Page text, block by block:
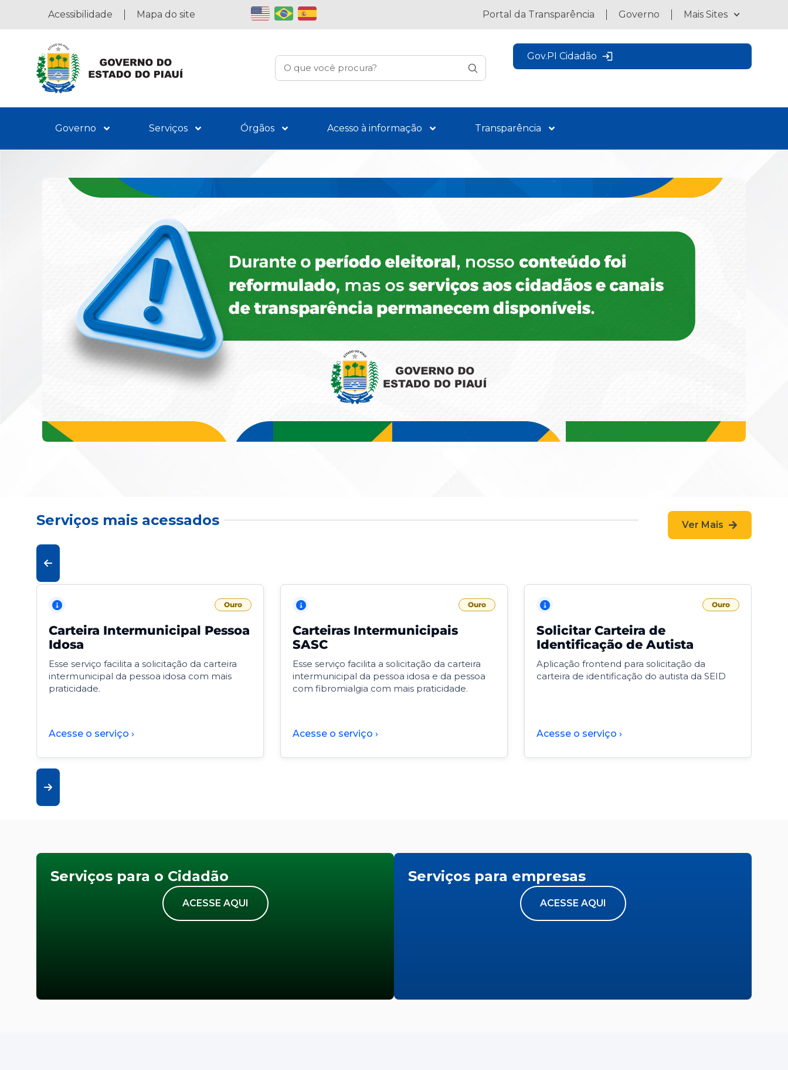
Acessibilidade Mapa do site Portal da Transparência Governo Mais Sites
Gov.PI Cidadão
Governo Serviços Órgãos Acesso à informação Transparência
Serviços mais acessados Ver Mais
Ouro
Carteira Intermunicipal Pessoa
Idosa
Esse serviço facilita a solicitação da carteira
intermunicipal da pessoa idosa com mais
praticidade.
Acesse o serviço ›
Ouro
Carteiras Intermunicipais
SASC
Esse serviço facilita a solicitação da carteira
intermunicipal da pessoa idosa e da pessoa
com fibromialgia com mais praticidade.
Acesse o serviço ›
Ouro
Solicitar Carteira de
Identificação de Autista
Aplicação frontend para solicitação da
carteira de identificação do autista da SEID
Acesse o serviço ›
Serviços para o Cidadão
ACESSE AQUI
Serviços para empresas
ACESSE AQUI